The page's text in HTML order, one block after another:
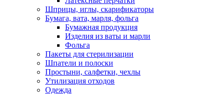
Шприцы, иглы, скарификаторы
Бумага, вата, марля, фольга
Бумажная продукция
Изделия из ваты и марли
Фольга
Пакеты для стерилизации
Шпатели и полоски
Простыни, салфетки, чехлы
Утилизация отходов
Одежда